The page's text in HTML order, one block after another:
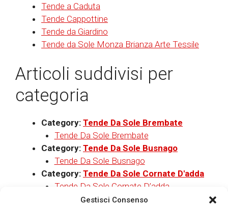
Gestisci Consenso
Tende a Caduta
Tende Cappottine
Tende da Giardino
Tende da Sole Monza Brianza Arte Tessile
Articoli suddivisi per
categoria
Category: Tende Da Sole Brembate
Tende Da Sole Brembate
Category: Tende Da Sole Busnago
Tende Da Sole Busnago
Category: Tende Da Sole Cornate D'adda
Tende Da Sole Cornate D’adda
Category:Tende Da Sole Dalmine